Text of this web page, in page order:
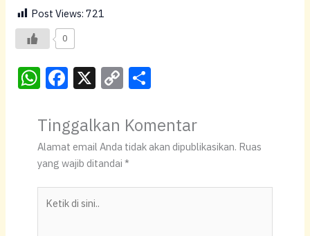
Post Views: 721
0
W
at
s
A
p
p
F
c
e
b
o
o
X C
p
y
Li
n
ar
e
Tinggalkan Komentar
Alamat email Anda tidak akan dipublikasikan. Ruas
yang wajib ditandai *